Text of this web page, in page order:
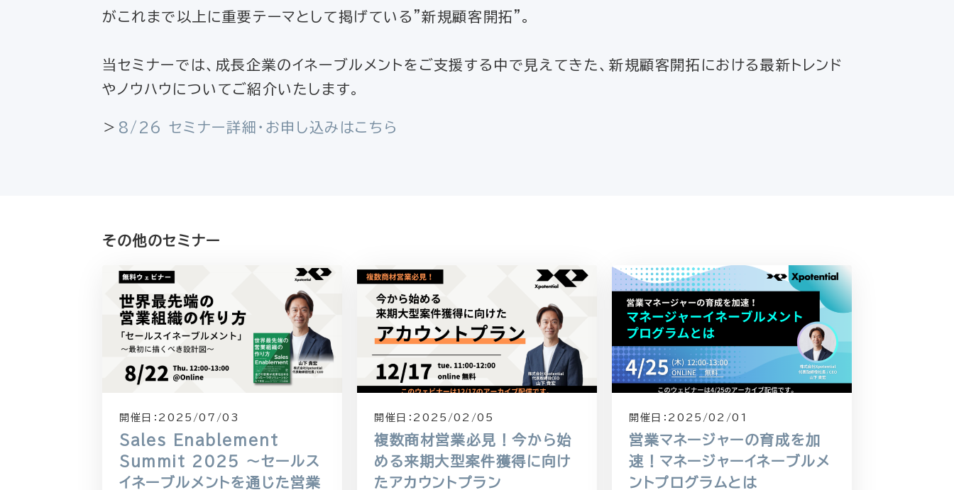
がこれまで以上に重要テーマとして掲げている”新規顧客開拓”。
当セミナーでは、成長企業のイネーブルメントをご支援する中で見えてきた、新規顧客開拓における最新トレンド
やノウハウについてご紹介いたします。
＞ 8/26 セミナー詳細・お申し込みはこちら
その他のセミナー
開催日： 2025/07/03
Sales Enablement
Summit 2025 〜セールス
イネーブルメントを通じた営業
開催日： 2025/02/05
複数商材営業必見！今から始
める来期大型案件獲得に向け
たアカウントプラン
開催日： 2025/02/01
営業マネージャーの育成を加
速！マネージャーイネーブルメ
ントプログラムとは